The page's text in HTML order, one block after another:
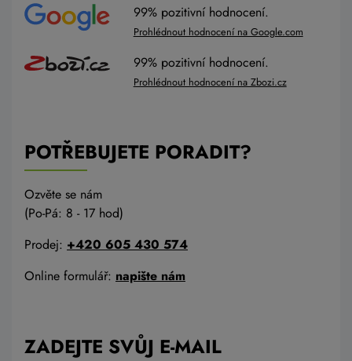
99% pozitivní hodnocení.
Prohlédnout hodnocení na Google.com
99% pozitivní hodnocení.
Prohlédnout hodnocení na Zbozi.cz
POTŘEBUJETE PORADIT?
Ozvěte se nám
(Po-Pá: 8 - 17 hod)
Prodej: +420 605 430 574
Online formulář: napište nám
ZADEJTE SVŮJ E-MAIL